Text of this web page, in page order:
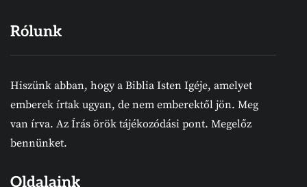
Rólunk
Hiszünk abban, hogy a Biblia Isten Igéje, amelyet
emberek írtak ugyan, de nem emberektől jön. Meg
van írva. Az Írás örök tájékozódási pont. Megelőz
bennünket.
Oldalaink